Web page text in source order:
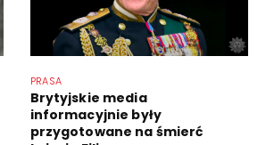
PRASA
Brytyjskie media
informacyjnie były
przygotowane na śmierć